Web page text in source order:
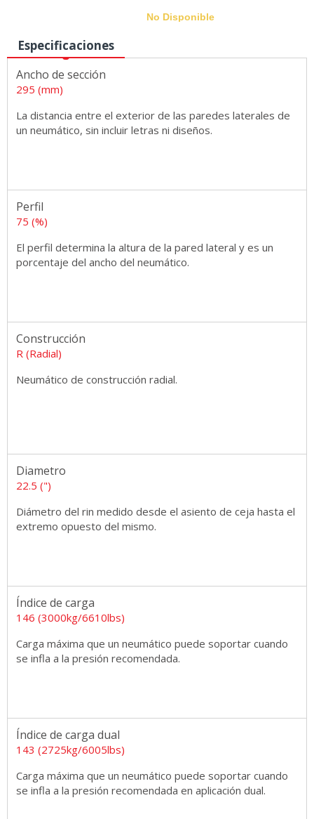
No Disponible
Especificaciones
Ancho de sección
295 (mm)
La distancia entre el exterior de las paredes laterales de
un neumático, sin incluir letras ni diseños.
Perfil
75 (%)
El perfil determina la altura de la pared lateral y es un
porcentaje del ancho del neumático.
Construcción
R (Radial)
Neumático de construcción radial.
Diametro
22.5 (")
Diámetro del rin medido desde el asiento de ceja hasta el
extremo opuesto del mismo.
Índice de carga
146 (3000kg/6610lbs)
Carga máxima que un neumático puede soportar cuando
se infla a la presión recomendada.
Índice de carga dual
143 (2725kg/6005lbs)
Carga máxima que un neumático puede soportar cuando
se infla a la presión recomendada en aplicación dual.